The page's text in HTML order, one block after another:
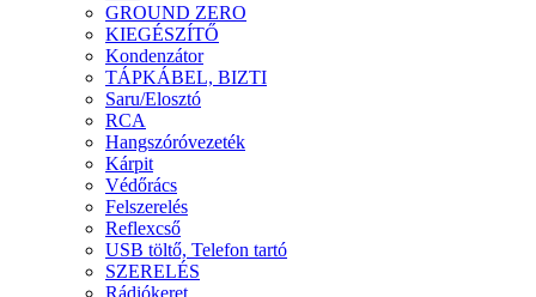
GROUND ZERO
KIEGÉSZÍTŐ
Kondenzátor
TÁPKÁBEL, BIZTI
Saru/Elosztó
RCA
Hangszóróvezeték
Kárpit
Védőrács
Felszerelés
Reflexcső
USB töltő, Telefon tartó
SZERELÉS
Rádiókeret